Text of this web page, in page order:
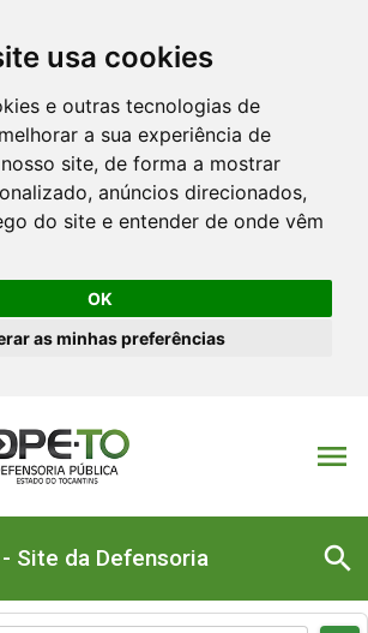
usa cookies
e outras tecnologias de
a sua experiência de
site, de forma a mostrar
anúncios direcionados,
do site e entender de onde vêm
OK
as minhas preferências
menu
Site da Defensoria search